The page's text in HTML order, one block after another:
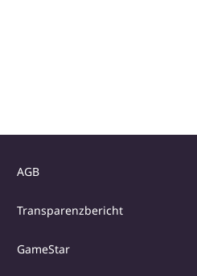
AGB
Transparenzbericht
GameStar